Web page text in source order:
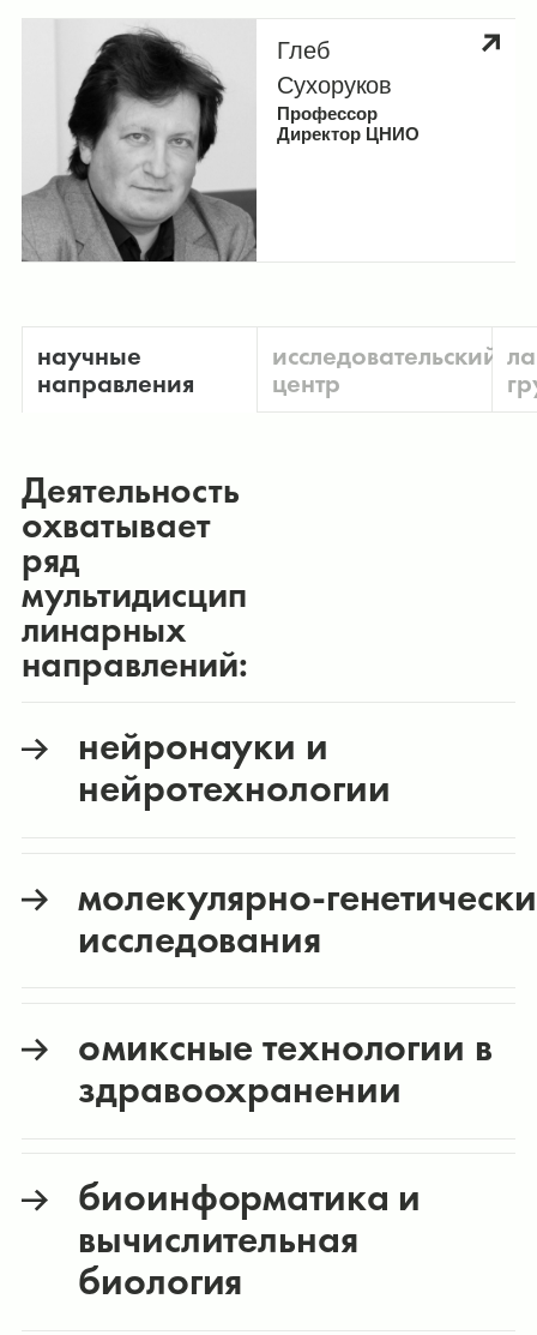
Глеб
Сухоруков
Профессор
Директор ЦНИО
научные
направления
исследовательский
центр
Деятельность
охватывает
ряд
мультидисцип
линарных
направлений:
нейронауки и
нейротехнологии
исследования
омиксные технологии в
здравоохранении
биоинформатика и
вычислительная
биология